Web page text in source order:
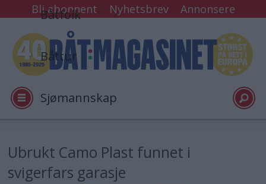
Bli abonnent Nyhetsbrev Annonsere
Båtfolk
Båttur
Sjømannskap
Arkiv
Ubrukt Camo Plast funnet i
svigerfars garasje